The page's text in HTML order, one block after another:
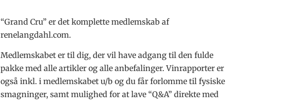
“Grand Cru” er det komplette medlemskab af
renelangdahl.com.
Medlemskabet er til dig, der vil have adgang til den fulde
pakke med alle artikler og alle anbefalinger. Vinrapporter er
også inkl. i medlemskabet u/b og du får forlomme til fysiske
smagninger, samt mulighed for at lave “Q&A” direkte med